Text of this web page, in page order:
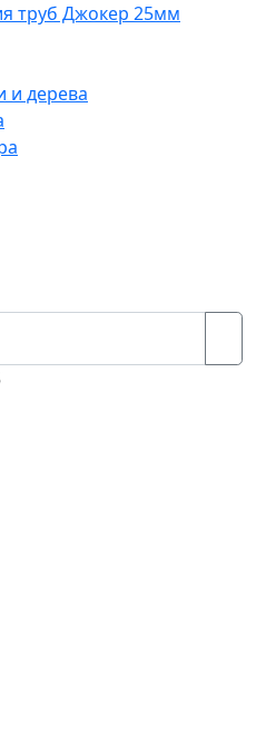
труб Джокер 25мм
и дерева